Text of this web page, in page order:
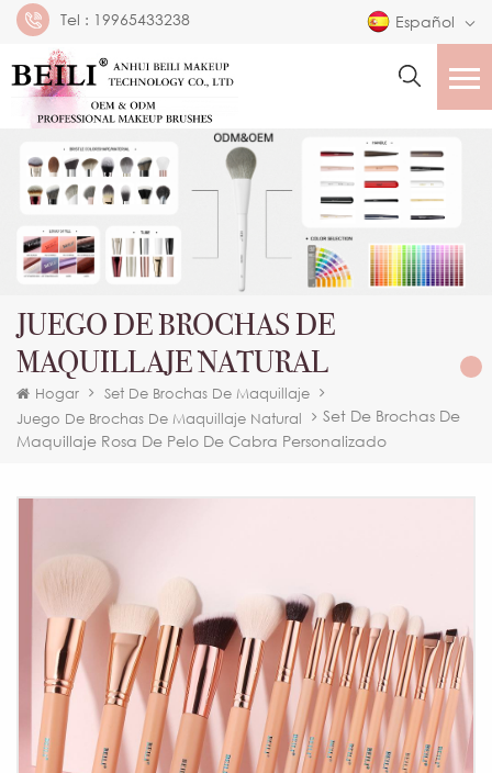
Tel : 19965433238 Español
JUEGO DE BROCHAS DE
MAQUILLAJE NATURAL
Hogar
Set De Brochas De Maquillaje
Juego De Brochas De Maquillaje Natural
Set De Brochas De
Maquillaje Rosa De Pelo De Cabra Personalizado